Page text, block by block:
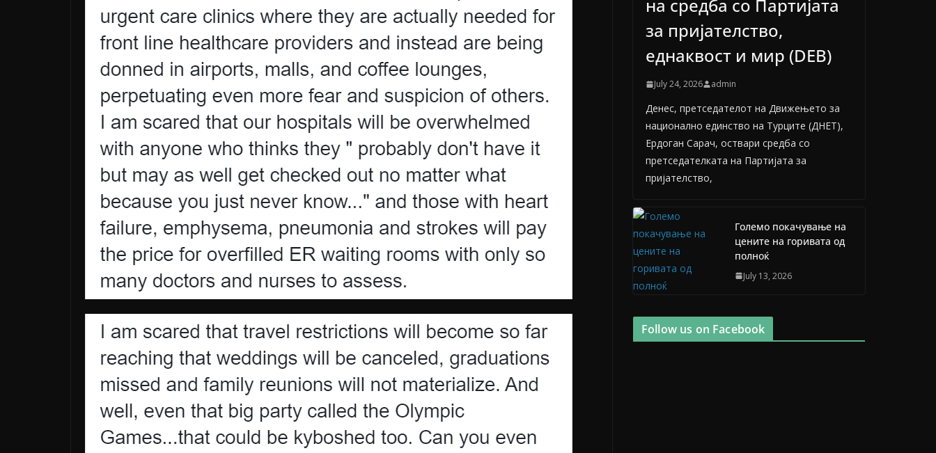
на средба со Партијата
за пријателство,
еднаквост и мир (DEB)
July 24, 2026 admin
Денес, претседателот на Движењето за
национално единство на Турците (ДНЕТ),
Ердоган Сарач, оствари средба со
претседателката на Партијата за
пријателство,
Големо покачување на
цените на горивата од
полноќ
July 13, 2026
Follow us on Facebook